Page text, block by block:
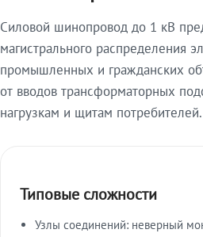
Силовой шинопровод до 1 кВ
магистрального распределения
промышленных и гражданских
от вводов трансформаторных
нагрузкам и щитам потребителей.
Типовые сложности
Узлы соединений: неверный